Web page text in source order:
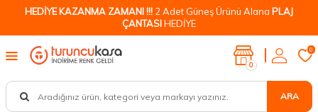
HEDİYE KAZANMA ZAMANI !!! 2 Adet Güneş Ürünü Alana PLAJ
ÇANTASIHEDİYE
ARA
0
0